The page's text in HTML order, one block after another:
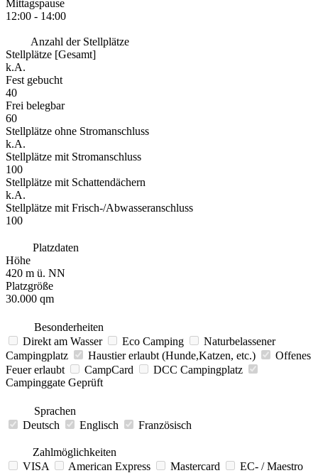
Mittagspause
12:00 - 14:00
Anzahl der Stellplätze
Stellplätze [Gesamt]
k.A.
Fest gebucht
40
Frei belegbar
60
Stellplätze ohne Stromanschluss
k.A.
Stellplätze mit Stromanschluss
100
Stellplätze mit Schattendächern
k.A.
Stellplätze mit Frisch-/Abwasseranschluss
100
Platzdaten
Höhe
420 m ü. NN
Platzgröße
30.000 qm
Besonderheiten
Direkt am Wasser
Eco Camping
Naturbelassener
Campingplatz
Haustier erlaubt (Hunde,Katzen, etc.)
Offenes
Feuer erlaubt
CampCard
DCC Campingplatz
Campinggate Geprüft
Sprachen
Deutsch
Englisch Französisch
Zahlmöglichkeiten
VISA
American Express Mastercard
EC- / Maestro